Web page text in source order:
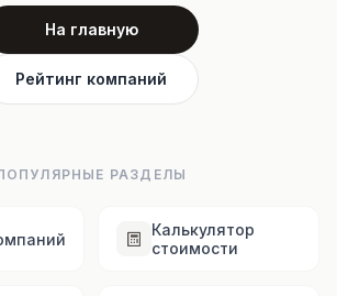
На главную
Рейтинг компаний
РАЗДЕЛЫ
Калькулятор
стоимости